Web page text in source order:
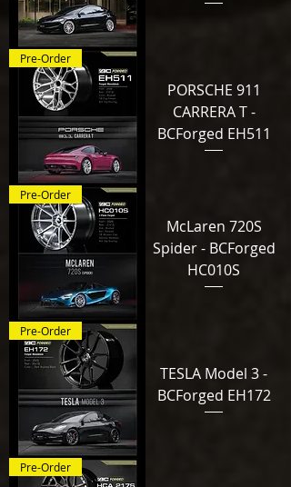
Pre-Order
PORSCHE 911
CARRERA T -
BCForged EH511
Pre-Order
McLaren 720S
Spider - BCForged
HC010S
Pre-Order
TESLA Model 3 -
BCForged EH172
Pre-Order